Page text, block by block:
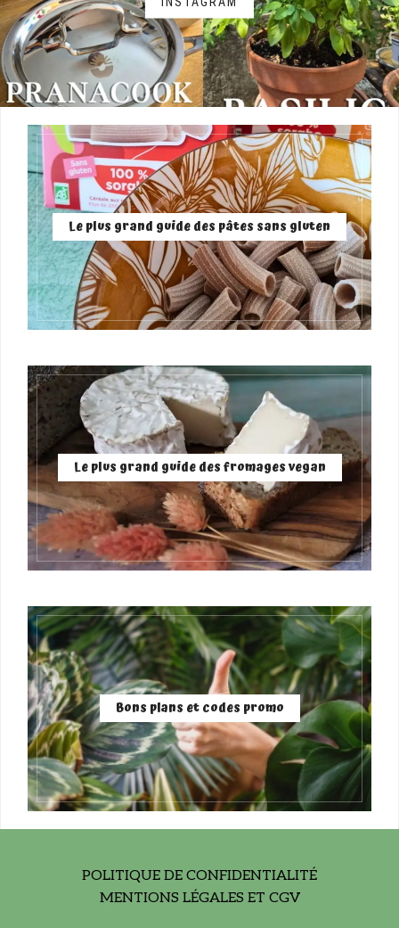
Le plus grand guide des pâtes sans gluten
Le plus grand guide des fromages vegan
Bons plans et codes promo
POLITIQUE DE CONFIDENTIALITÉ
MENTIONS LÉGALES ET CGV